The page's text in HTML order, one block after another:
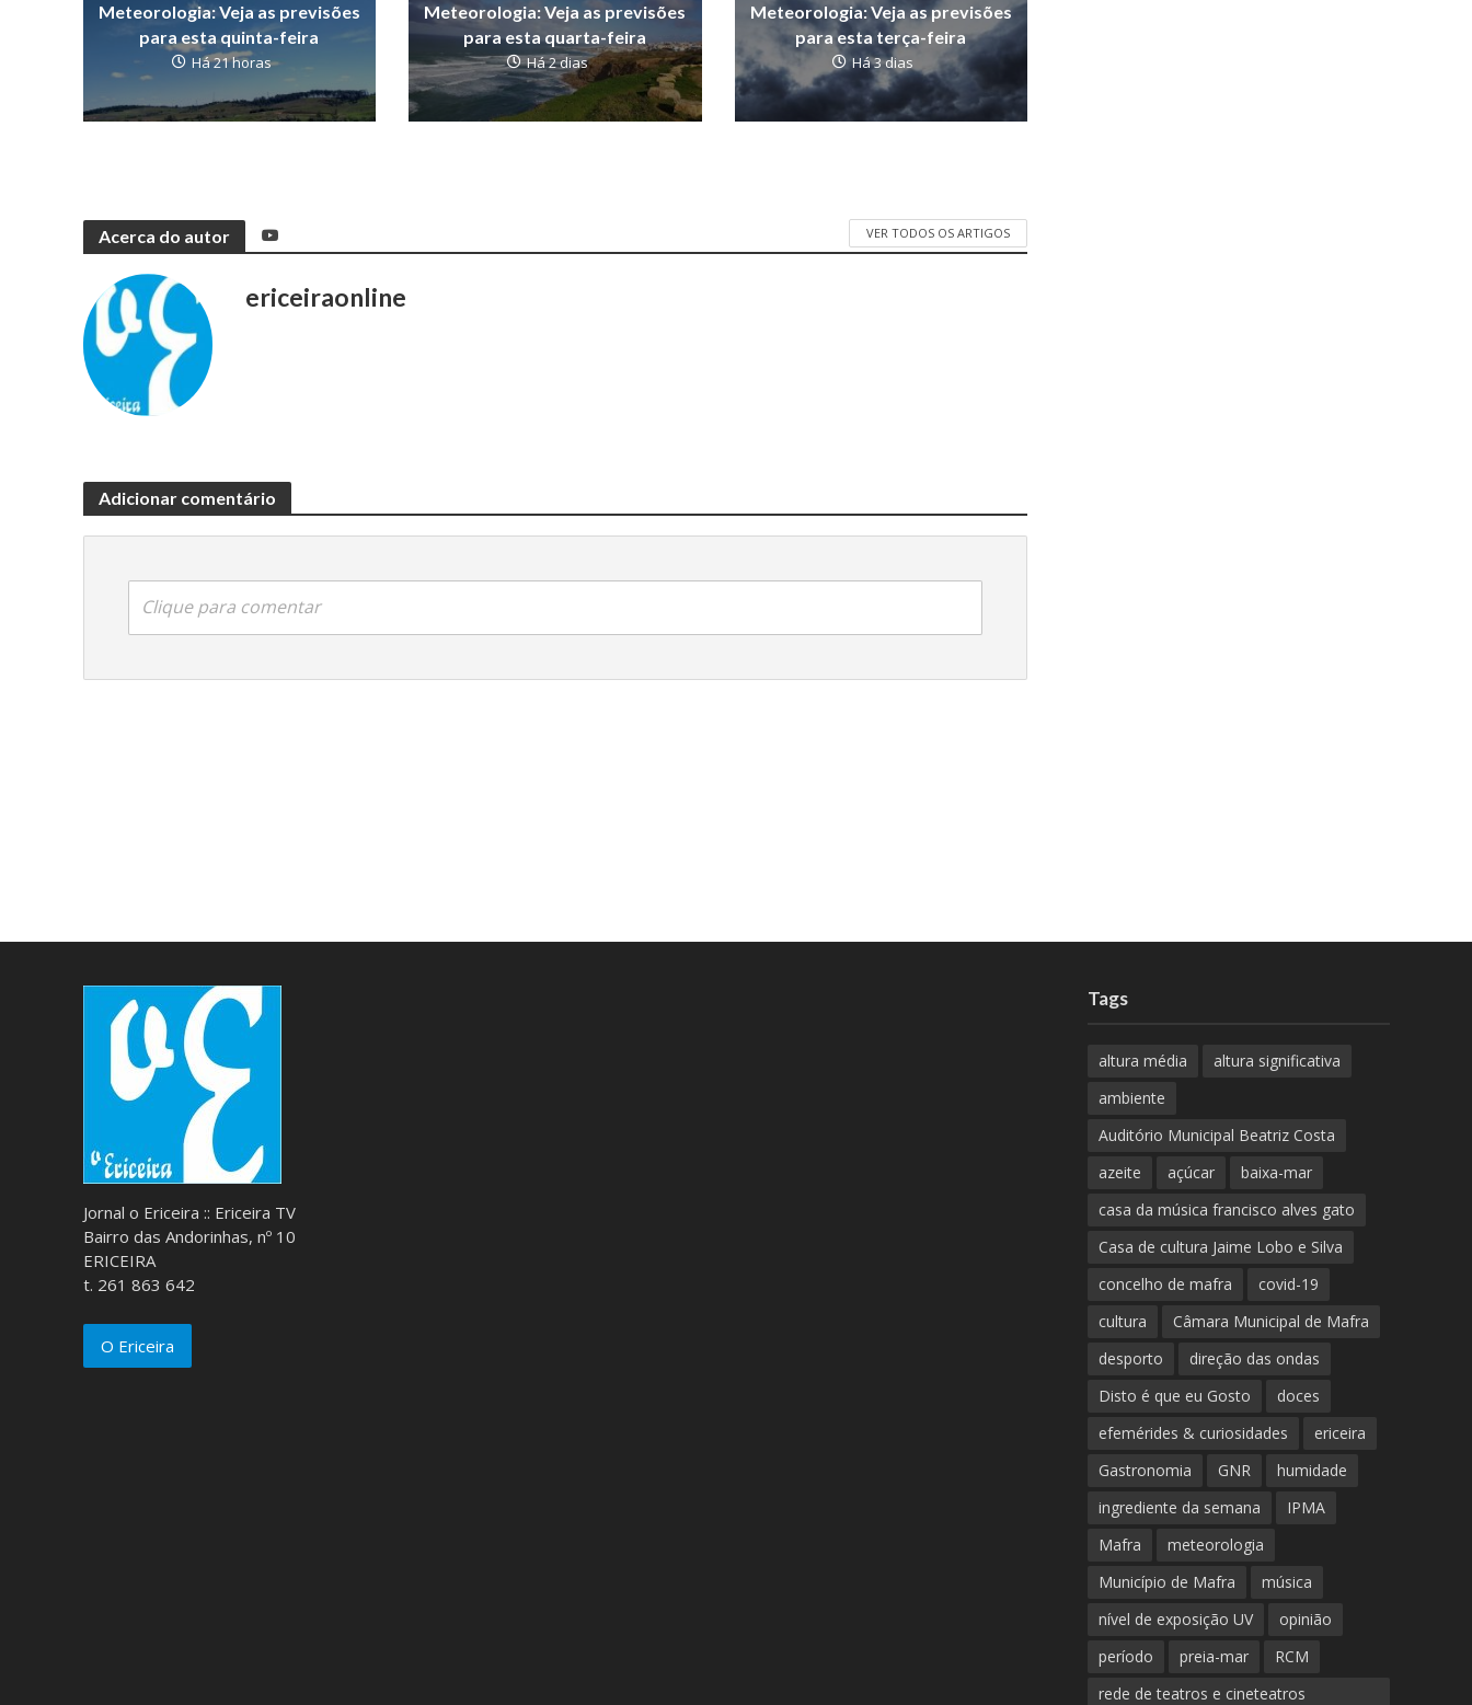
Meteorologia: Veja as previsões
para esta quinta-feira
Há 21 horas
Meteorologia: Veja as previsões
para esta quarta-feira
Há 2 dias
Meteorologia: Veja as previsões
para esta terça-feira
Há 3 dias
Acerca do autor VER TODOS OS ARTIGOS
ericeiraonline
Adicionar comentário
Clique para comentar
Jornal o Ericeira :: Ericeira TV
Bairro das Andorinhas, nº 10
ERICEIRA
t. 261 863 642
O Ericeira
Tags
altura média
altura significativa
ambiente
Auditório Municipal Beatriz Costa
azeite
açúcar
baixa-mar
casa da música francisco alves gato
Casa de cultura Jaime Lobo e Silva
concelho de mafra
covid-19
cultura
Câmara Municipal de Mafra
desporto
direção das ondas
Disto é que eu Gosto
doces
efemérides & curiosidades
ericeira
Gastronomia
GNR
humidade
ingrediente da semana
IPMA
Mafra
meteorologia
Município de Mafra
música
nível de exposição UV
opinião
período
preia-mar
RCM
rede de teatros e cineteatros